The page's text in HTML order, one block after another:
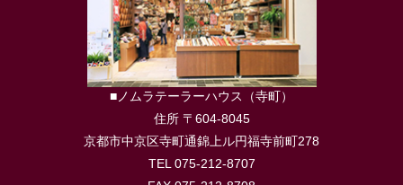
■ノムラテーラーハウス（寺町）
住所 〒604-8045
京都市中京区寺町通錦上ル円福寺前町278
TEL 075-212-8707